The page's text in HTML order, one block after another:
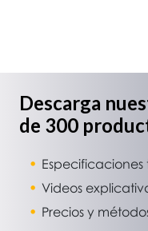
Descarga
de 300
Videos
Precios y